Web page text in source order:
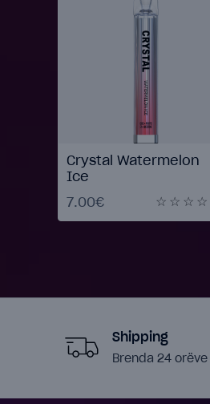
Crystal Watermelon
Ice
7.00€
Shipping
Brenda 24 orëve